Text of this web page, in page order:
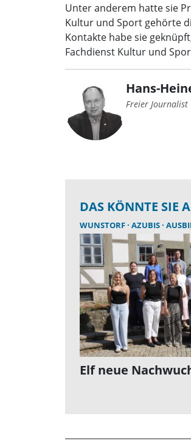
Unter anderem hatte sie
Kultur und Sport gehörte
Kontakte habe sie
Fachdienst Kultur und
Hans-
Freier Journalist
DAS KÖNNTE SIE
WUNSTORF AZUBIS
Elf neue